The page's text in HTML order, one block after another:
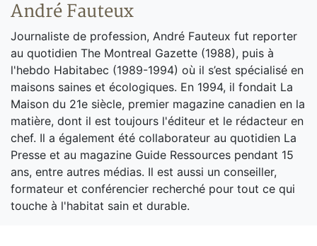
André Fauteux
Journaliste de profession, André Fauteux fut reporter
au quotidien The Montreal Gazette (1988), puis à
l'hebdo Habitabec (1989-1994) où il s’est spécialisé en
maisons saines et écologiques. En 1994, il fondait La
Maison du 21e siècle, premier magazine canadien en la
matière, dont il est toujours l'éditeur et le rédacteur en
chef. Il a également été collaborateur au quotidien La
Presse et au magazine Guide Ressources pendant 15
ans, entre autres médias. Il est aussi un conseiller,
formateur et conférencier recherché pour tout ce qui
touche à l'habitat sain et durable.